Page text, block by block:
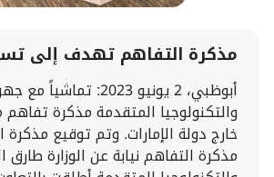
مذكرة التفاهم تهدف إلى
أبوظبي، 2 يونيو
خارج دولة الإمارات. وتم توقيع